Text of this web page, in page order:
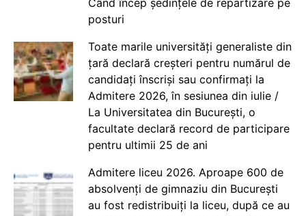
Când încep ședințele de repartizare pe
posturi
Toate marile universități generaliste din
țară declară creșteri pentru numărul de
candidați înscriși sau confirmați la
Admitere 2026, în sesiunea din iulie /
La Universitatea din București, o
facultate declară record de participare
pentru ultimii 25 de ani
Admitere liceu 2026. Aproape 600 de
absolvenți de gimnaziu din București
au fost redistribuiți la liceu, după ce au